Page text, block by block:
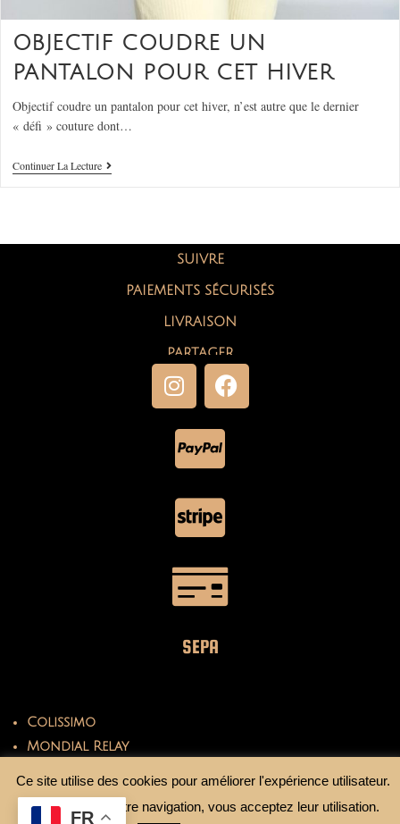
OBJECTIF COUDRE UN
PANTALON POUR CET HIVER
Objectif coudre un pantalon pour cet hiver, n’est autre que le dernier
« défi » couture dont…
Continuer La Lecture
SUIVRE
PAIEMENTS SÉCURISÉS
LIVRAISON
PARTAGER
SEPA
Colissimo
Mondial Relay
Ce site utilise des cookies pour améliorer l'expérience utilisateur.
En continuant votre navigation, vous acceptez leur utilisation.
FR